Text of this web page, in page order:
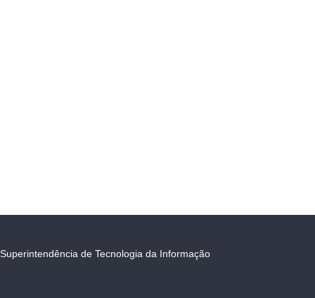
Superintendência de Tecnologia da Informação